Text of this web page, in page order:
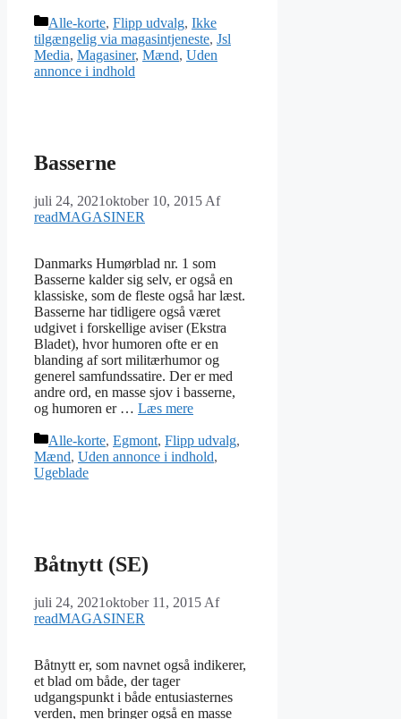
Kategorier
Alle-korte, Flipp udvalg, Ikke
tilgængelig via magasintjeneste, Jsl
Media, Magasiner, Mænd, Uden
annonce i indhold
Basserne
juli 24, 2021oktober 10, 2015 Af
readMAGASINER
Danmarks Humørblad nr. 1 som
Basserne kalder sig selv, er også en
klassiske, som de fleste også har læst.
Basserne har tidligere også været
udgivet i forskellige aviser (Ekstra
Bladet), hvor humoren ofte er en
blanding af sort militærhumor og
generel samfundssatire. Der er med
andre ord, en masse sjov i basserne,
og humoren er … Læs mere
Kategorier
Alle-korte, Egmont, Flipp udvalg,
Mænd, Uden annonce i indhold,
Ugeblade
Båtnytt (SE)
juli 24, 2021oktober 11, 2015 Af
readMAGASINER
Båtnytt er, som navnet også indikerer,
et blad om både, der tager
udgangspunkt i både entusiasternes
verden, men bringer også en masse